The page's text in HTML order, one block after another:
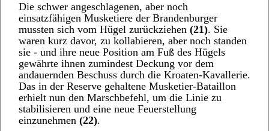
Die schwer angeschlagenen, aber noch
einsatzfähigen Musketiere der Brandenburger
mussten sich vom Hügel zurückziehen (21). Sie
waren kurz davor, zu kollabieren, aber noch standen
sie - und ihre neue Position am Fuß des Hügels
gewährte ihnen zumindest Deckung vor dem
andauernden Beschuss durch die Kroaten-Kavallerie.
Das in der Reserve gehaltene Musketier-Bataillon
erhielt nun den Marschbefehl, um die Linie zu
stabilisieren und eine neue Feuerstellung
einzunehmen (22).